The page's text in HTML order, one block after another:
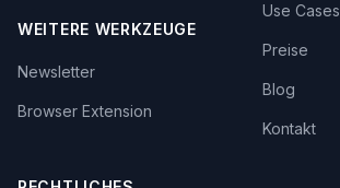
WEITERE WERKZEUGE
Newsletter
Browser Extension
Use Cases
Preise
Blog
Kontakt